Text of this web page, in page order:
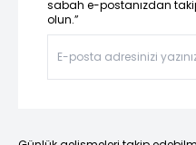
sabah e-postanızdan
olun.”